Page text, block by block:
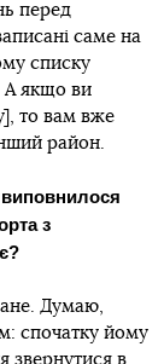
перед
саме на
списку
А якщо ви
то вам вже
район.
з
Думаю,
спочатку йому
звернутися в